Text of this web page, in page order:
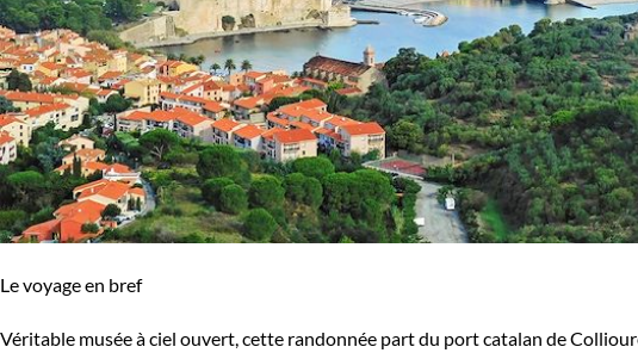
Le voyage en bref
Véritable musée à ciel ouvert, cette randonnée part du port catalan de